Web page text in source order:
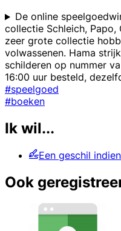
De online
collectie Schleich, Papo,
zeer grote collectie
volwassenen. Hama
schilderen op nummer
16:00 uur besteld,
#speelgoed
#boeken
Ik wil...
Een geschil
Ook